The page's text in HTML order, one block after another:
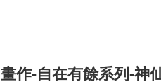
畫作-自在有餘系列-神